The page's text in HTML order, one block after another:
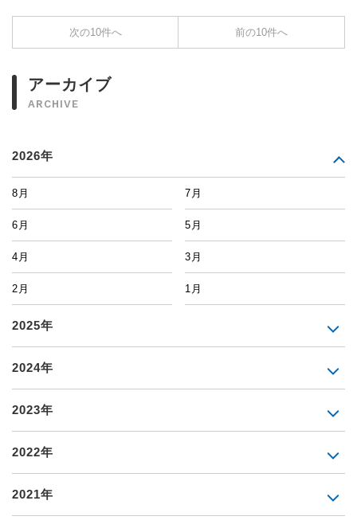
次の10件へ 前の10件へ
アーカイブ
ARCHIVE
2026年
8月 7月
6月 5月
4月 3月
2月 1月
2025年
2024年
2023年
2022年
2021年